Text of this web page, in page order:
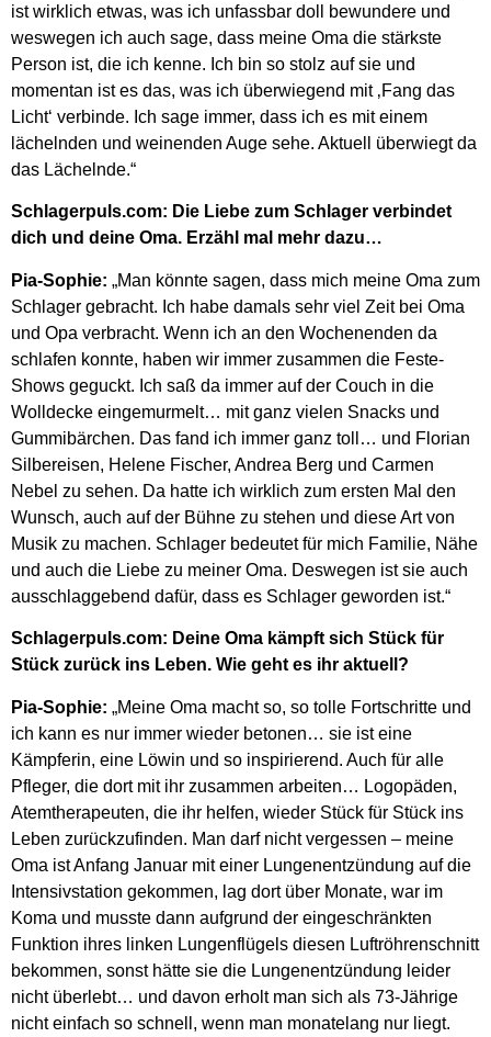
ist wirklich etwas, was ich unfassbar doll bewundere und
weswegen ich auch sage, dass meine Oma die stärkste
Person ist, die ich kenne. Ich bin so stolz auf sie und
momentan ist es das, was ich überwiegend mit ‚Fang das
Licht‘ verbinde. Ich sage immer, dass ich es mit einem
lächelnden und weinenden Auge sehe. Aktuell überwiegt da
das Lächelnde.“
Schlagerpuls.com: Die Liebe zum Schlager verbindet
dich und deine Oma. Erzähl mal mehr dazu…
Pia-Sophie: „Man könnte sagen, dass mich meine Oma zum
Schlager gebracht. Ich habe damals sehr viel Zeit bei Oma
und Opa verbracht. Wenn ich an den Wochenenden da
schlafen konnte, haben wir immer zusammen die Feste-
Shows geguckt. Ich saß da immer auf der Couch in die
Wolldecke eingemurmelt… mit ganz vielen Snacks und
Gummibärchen. Das fand ich immer ganz toll… und Florian
Silbereisen, Helene Fischer, Andrea Berg und Carmen
Nebel zu sehen. Da hatte ich wirklich zum ersten Mal den
Wunsch, auch auf der Bühne zu stehen und diese Art von
Musik zu machen. Schlager bedeutet für mich Familie, Nähe
und auch die Liebe zu meiner Oma. Deswegen ist sie auch
ausschlaggebend dafür, dass es Schlager geworden ist.“
Schlagerpuls.com: Deine Oma kämpft sich Stück für
Stück zurück ins Leben. Wie geht es ihr aktuell?
Pia-Sophie: „Meine Oma macht so, so tolle Fortschritte und
ich kann es nur immer wieder betonen… sie ist eine
Kämpferin, eine Löwin und so inspirierend. Auch für alle
Pfleger, die dort mit ihr zusammen arbeiten… Logopäden,
Atemtherapeuten, die ihr helfen, wieder Stück für Stück ins
Leben zurückzufinden. Man darf nicht vergessen – meine
Oma ist Anfang Januar mit einer Lungenentzündung auf die
Intensivstation gekommen, lag dort über Monate, war im
Koma und musste dann aufgrund der eingeschränkten
Funktion ihres linken Lungenflügels diesen Luftröhrenschnitt
bekommen, sonst hätte sie die Lungenentzündung leider
nicht überlebt… und davon erholt man sich als 73-Jährige
nicht einfach so schnell, wenn man monatelang nur liegt.